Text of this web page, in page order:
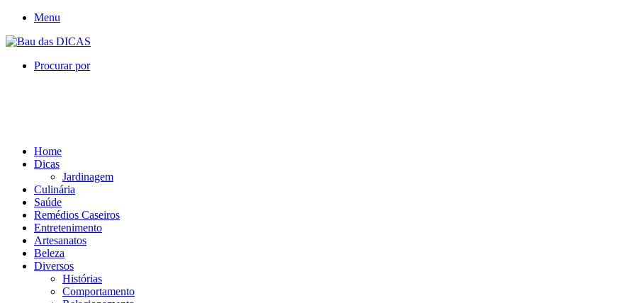
Menu
Procurar por
Home
Dicas
Jardinagem
Culinária
Saúde
Remédios Caseiros
Entretenimento
Artesanatos
Beleza
Diversos
Histórias
Comportamento